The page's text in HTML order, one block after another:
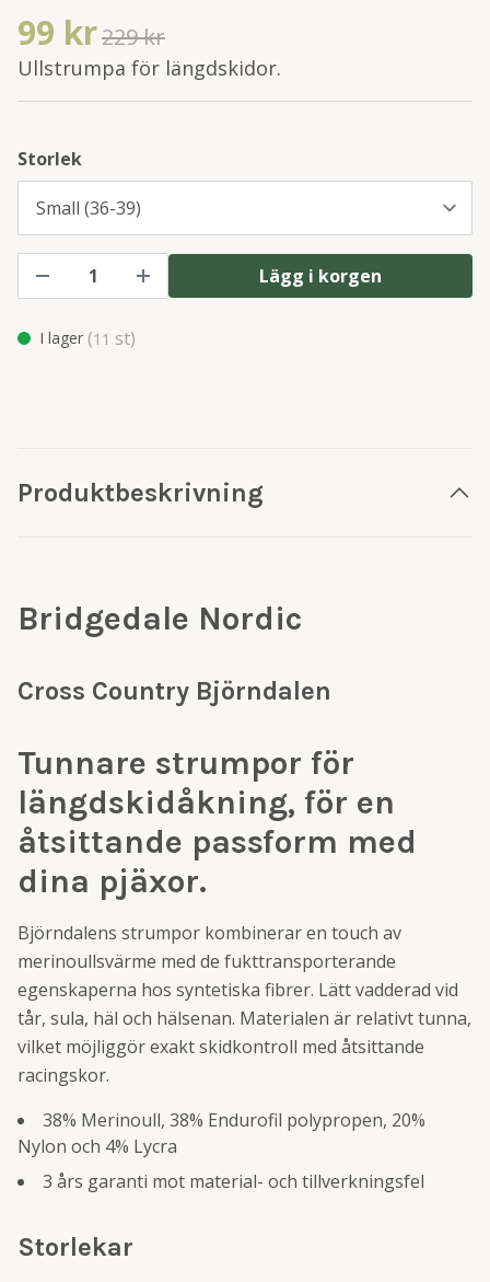
99 kr229 kr
Ullstrumpa för längdskidor.
Storlek
Lägg i korgen
I lager (11 st)
Produktbeskrivning
Bridgedale Nordic
Cross Country Björndalen
Tunnare strumpor för
längdskidåkning, för en
åtsittande passform med
dina pjäxor.
Björndalens strumpor kombinerar en touch av
merinoullsvärme med de fukttransporterande
egenskaperna hos syntetiska fibrer. Lätt vadderad vid
tår, sula, häl och hälsenan. Materialen är relativt tunna,
vilket möjliggör exakt skidkontroll med åtsittande
racingskor.
38% Merinoull, 38% Endurofil polypropen, 20%
Nylon och 4% Lycra
3 års garanti mot material- och tillverkningsfel
Storlekar